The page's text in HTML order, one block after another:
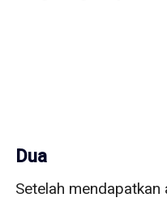
Dua
Setelah